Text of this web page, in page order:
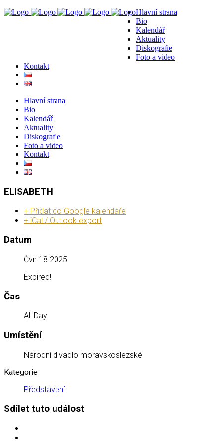
Hlavní strana
Bio
Kalendář
Aktuality
Diskografie
Foto a video
Kontakt
Hlavní strana
Bio
Kalendář
Aktuality
Diskografie
Foto a video
Kontakt
ELISABETH
+ Přidat do Google kalendáře
+ iCal / Outlook export
Datum
Čvn 18 2025
Expired!
Čas
All Day
Umístění
Národní divadlo moravskoslezské
Kategorie
Představení
Sdílet tuto událost